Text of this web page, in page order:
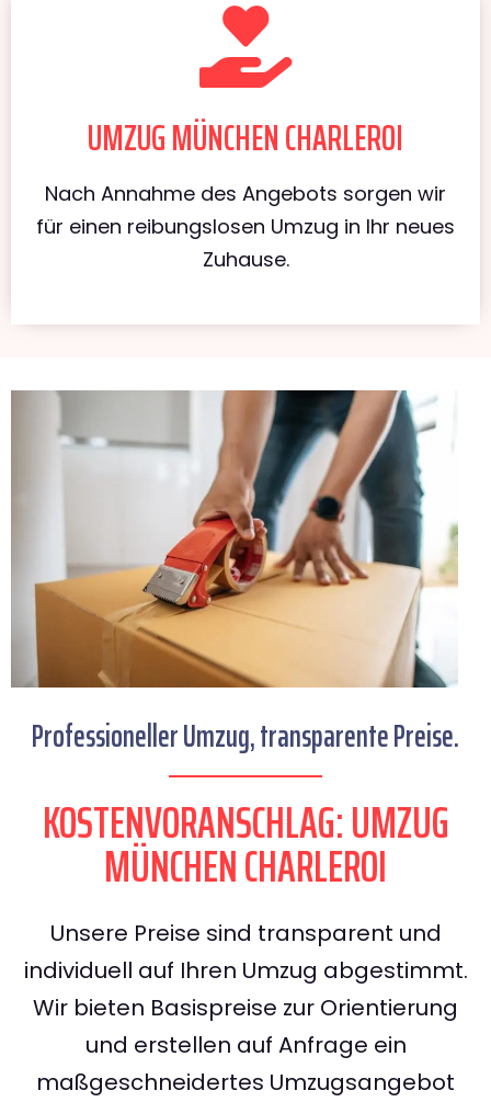
UMZUG MÜNCHEN CHARLEROI
Nach Annahme des Angebots sorgen wir
für einen reibungslosen Umzug in Ihr neues
Zuhause.
Professioneller Umzug, transparente Preise.
KOSTENVORANSCHLAG: UMZUG
MÜNCHEN CHARLEROI
Unsere Preise sind transparent und
individuell auf Ihren Umzug abgestimmt.
Wir bieten Basispreise zur Orientierung
und erstellen auf Anfrage ein
maßgeschneidertes Umzugsangebot